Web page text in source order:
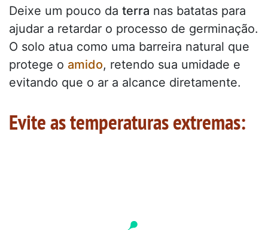
Deixe um pouco da terra nas batatas para
ajudar a retardar o processo de germinação.
O solo atua como uma barreira natural que
protege o amido, retendo sua umidade e
evitando que o ar a alcance diretamente.
Evite as temperaturas extremas: